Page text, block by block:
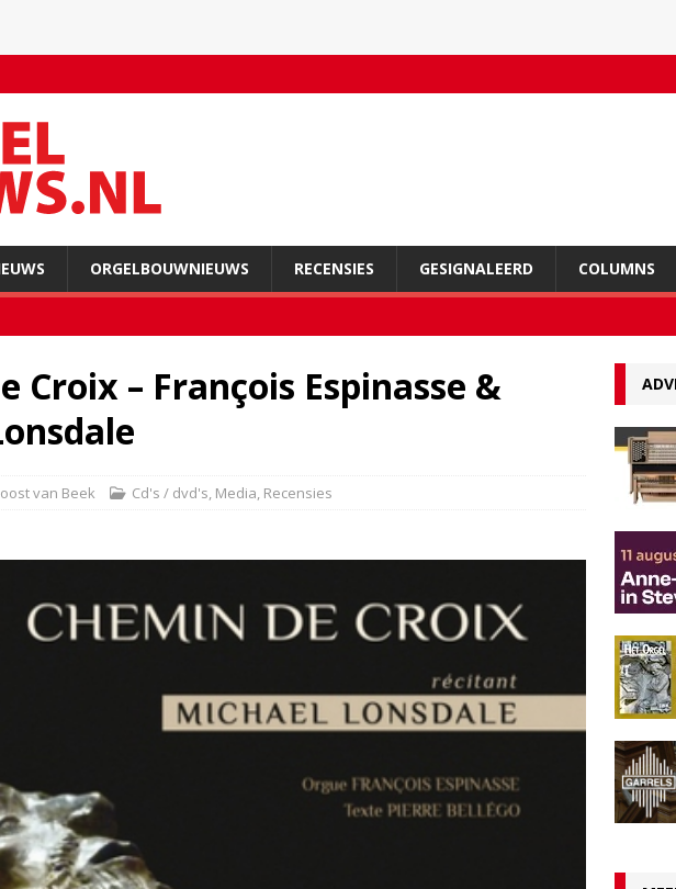
ORGELBOUWNIEUWS RECENSIES GESIGNALEERD COLUMNS
Croix – François Espinasse &
van Beek Cd's / dvd's, Media, Recensies